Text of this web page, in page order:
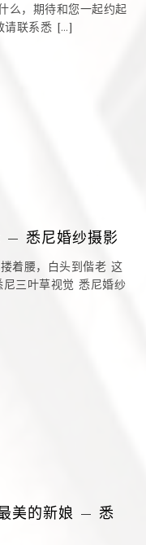
么，期待和您一起约起
请联系悉 […]
– 悉尼婚纱摄影
着腰，白头到偕老 这
三叶草视觉 悉尼婚纱
美的新娘 – 悉